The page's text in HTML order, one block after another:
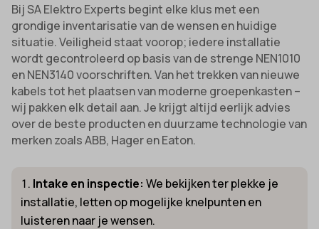
Bij SA Elektro Experts begint elke klus met een
grondige inventarisatie van de wensen en huidige
situatie. Veiligheid staat voorop; iedere installatie
wordt gecontroleerd op basis van de strenge NEN1010
en NEN3140 voorschriften. Van het trekken van nieuwe
kabels tot het plaatsen van moderne groepenkasten –
wij pakken elk detail aan. Je krijgt altijd eerlijk advies
over de beste producten en duurzame technologie van
merken zoals ABB, Hager en Eaton.
Intake en inspectie: We bekijken ter plekke je
installatie, letten op mogelijke knelpunten en
luisteren naar je wensen.